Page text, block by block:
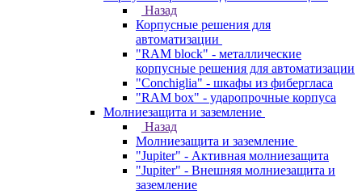
Назад
Корпусные решения для
автоматизации
"RAM block" - металлические
корпусные решения для автоматизации
"Conchiglia" - шкафы из фибергласа
"RAM box" - ударопрочные корпуса
Молниезащита и заземление
Назад
Молниезащита и заземление
"Jupiter" - Активная молниезащита
"Jupiter" - Внешняя молниезащита и
заземление